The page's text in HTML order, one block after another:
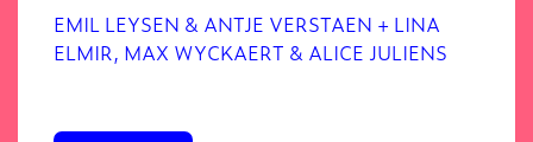
EMIL LEYSEN & ANTJE VERSTAEN + LINA
ELMIR, MAX WYCKAERT & ALICE JULIENS